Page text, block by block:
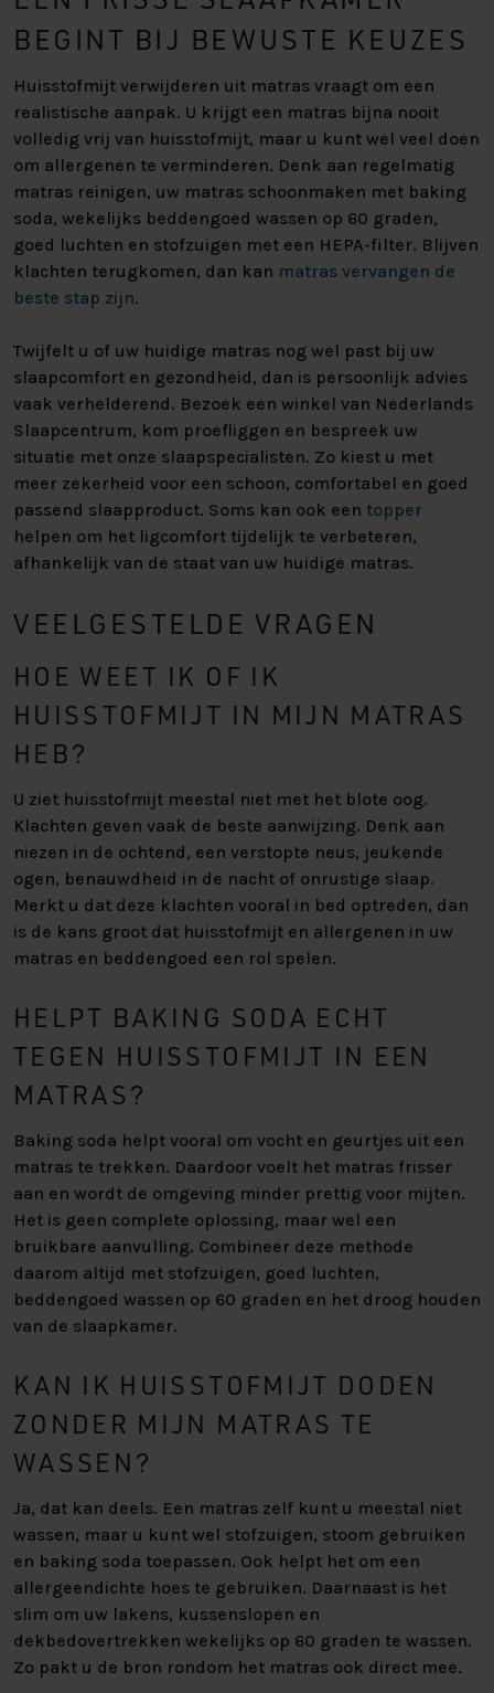
BEGINT BIJ BEWUSTE KEUZES
Huisstofmijt verwijderen uit matras vraagt om een
realistische aanpak. U krijgt een matras bijna nooit
volledig vrij van huisstofmijt, maar u kunt wel veel doen
om allergenen te verminderen. Denk aan regelmatig
matras reinigen, uw matras schoonmaken met baking
soda, wekelijks beddengoed wassen op 60 graden,
goed luchten en stofzuigen met een HEPA-filter. Blijven
klachten terugkomen, dan kan matras vervangen de
beste stap zijn.
Twijfelt u of uw huidige matras nog wel past bij uw
slaapcomfort en gezondheid, dan is persoonlijk advies
vaak verhelderend. Bezoek een winkel van Nederlands
Slaapcentrum, kom proefliggen en bespreek uw
situatie met onze slaapspecialisten. Zo kiest u met
meer zekerheid voor een schoon, comfortabel en goed
passend slaapproduct. Soms kan ook een topper
helpen om het ligcomfort tijdelijk te verbeteren,
afhankelijk van de staat van uw huidige matras.
VEELGESTELDE VRAGEN
HOE WEET IK OF IK
HUISSTOFMIJT IN MIJN MATRAS
HEB?
U ziet huisstofmijt meestal niet met het blote oog.
Klachten geven vaak de beste aanwijzing. Denk aan
niezen in de ochtend, een verstopte neus, jeukende
ogen, benauwdheid in de nacht of onrustige slaap.
Merkt u dat deze klachten vooral in bed optreden, dan
is de kans groot dat huisstofmijt en allergenen in uw
matras en beddengoed een rol spelen.
HELPT BAKING SODA ECHT
TEGEN HUISSTOFMIJT IN EEN
MATRAS?
Baking soda helpt vooral om vocht en geurtjes uit een
matras te trekken. Daardoor voelt het matras frisser
aan en wordt de omgeving minder prettig voor mijten.
Het is geen complete oplossing, maar wel een
bruikbare aanvulling. Combineer deze methode
daarom altijd met stofzuigen, goed luchten,
beddengoed wassen op 60 graden en het droog houden
van de slaapkamer.
KAN IK HUISSTOFMIJT DODEN
ZONDER MIJN MATRAS TE
WASSEN?
Ja, dat kan deels. Een matras zelf kunt u meestal niet
wassen, maar u kunt wel stofzuigen, stoom gebruiken
en baking soda toepassen. Ook helpt het om een
allergeendichte hoes te gebruiken. Daarnaast is het
slim om uw lakens, kussenslopen en
dekbedovertrekken wekelijks op 60 graden te wassen.
Zo pakt u de bron rondom het matras ook direct mee.